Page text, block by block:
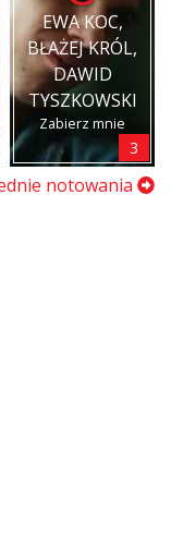
EWA KOC,
BŁAŻEJ KRÓL,
DAWID
TYSZKOWSKI
Zabierz mnie
3
notowania